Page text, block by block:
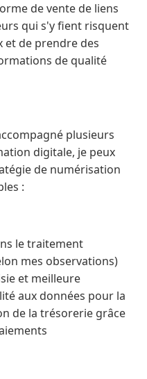
de vente de liens
qui s'y fient risquent
et de prendre des
de qualité
plusieurs
digitale, je peux
de numérisation
:
le traitement
mes observations)
et meilleure
aux données pour la
de la trésorerie grâce